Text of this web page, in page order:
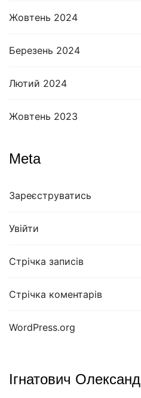
Жовтень 2024
Березень 2024
Лютий 2024
Жовтень 2023
Meta
Зареєструватись
Увійти
Стрічка записів
Стрічка коментарів
WordPress.org
Ігнатович